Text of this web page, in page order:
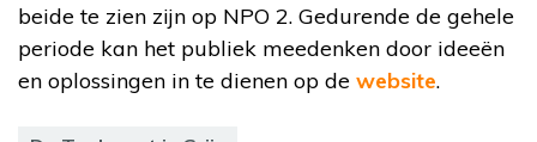
beide te zien zijn op NPO 2. Gedurende de gehele
periode kan het publiek meedenken door ideeën
en oplossingen in te dienen op de website.